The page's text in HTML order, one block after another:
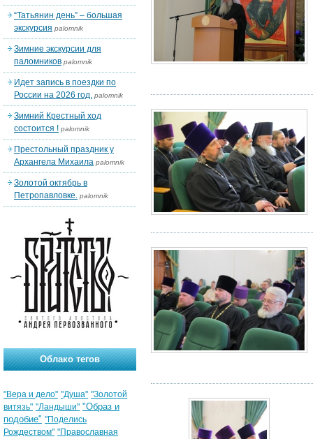
“Татьянин день” – большая
экскурсия palomnik
Зимние экскурсии для
паломников palomnik
Идет запись в поездки по
России на 2026 год. palomnik
Зимний Крестный ход
состоится ! palomnik
Престольный праздник у
Архангела Михаила palomnik
Золотой октябрь в
Петропавловке. palomnik
Облако тегов
"Вера и дело" "Душа" "Золотой
витязь" "Ландыши" "Образ и
подобие" "Поделись
Рождеством" "Православная